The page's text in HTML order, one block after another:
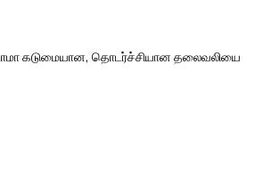
கடுமையான, தொடர்ச்சியான தலைவலியை